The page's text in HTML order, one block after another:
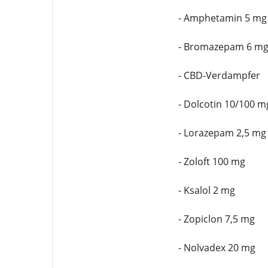
- Amphetamin 5 mg
- Bromazepam 6 mg
- CBD-Verdampfer
- Dolcotin 10/100
- Lorazepam 2,5 mg
- Zoloft 100 mg
- Ksalol 2 mg
- Zopiclon 7,5 mg
- Nolvadex 20 mg